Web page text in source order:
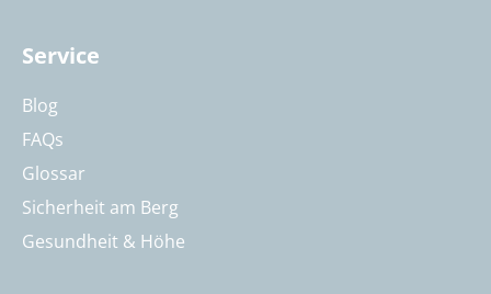
Service
Blog
FAQs
Glossar
Sicherheit am Berg
Gesundheit & Höhe